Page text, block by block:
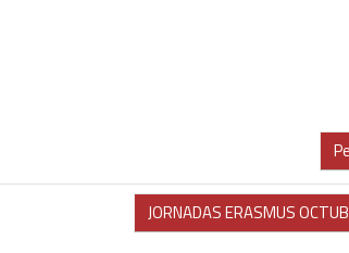
JORNADAS ERASMUS